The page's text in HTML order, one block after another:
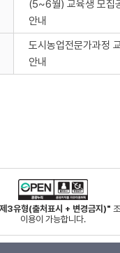
(5~6월) 교육생 모집
안내
도시농업전문가과정
안내
3유형(출처표시 + 변경금지)"
이용이 가능합니다.